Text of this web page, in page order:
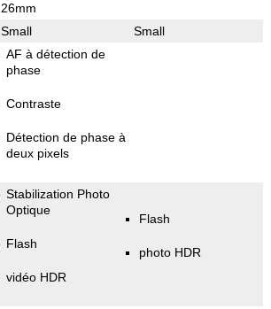
26mm
Small Small
AF à détection de
phase
Contraste
Détection de phase à
deux pixels
Stabilization Photo
Optique
Flash
vidéo HDR
Flash
photo HDR